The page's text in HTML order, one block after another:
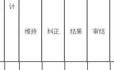
计
维持 纠正 结果 审结